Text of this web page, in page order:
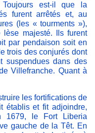
est-il que la
furent arrêtés et, au
(les « tourments »),
lèse majesté. Ils furent
par pendaison soit en
trois des conjurés dont
suspendues dans des
Villefranche. Quant à
les fortifications de
établis et fit adjoindre,
1679, le Fort Liberia
gauche de la Têt. En